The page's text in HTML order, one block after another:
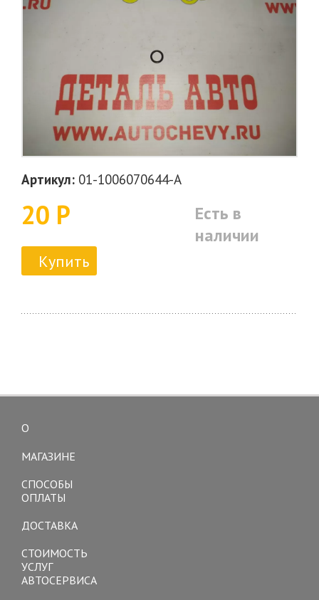
Артикул: 01-1006070644-A
20 Р
Есть в
наличии
Купить
О
МАГАЗИНЕ
СПОСОБЫ
ОПЛАТЫ
ДОСТАВКА
СТОИМОСТЬ
УСЛУГ
АВТОСЕРВИСА